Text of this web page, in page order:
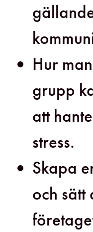
Hur
grupp
att
stress.
Skapa
och sätt